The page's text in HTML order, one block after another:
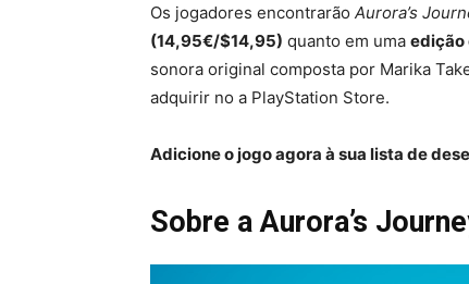
Os jogadores encontrarão Aurora’s
(14,95€/$14,95) quanto em uma edição
sonora original composta por Marika
adquirir no a PlayStation Store.
Adicione o jogo agora à sua lista de
Sobre a Aurora’s